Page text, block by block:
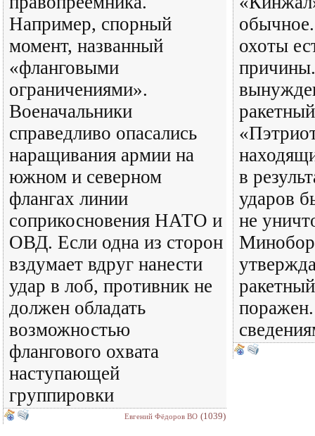
Например, спорный
момент, названный
«фланговыми
ограничениями».
Военачальники
справедливо опасались
наращивания армии на
южном и северном
флангах линии
соприкосновения НАТО и
ОВД. Если одна из сторон
вздумает вдруг нанести
удар в лоб, противник не
должен обладать
возможностью
флангового охвата
наступающей
группировки
Евгений Фёдоров ВО (1039)
охоты
в
ударов
не